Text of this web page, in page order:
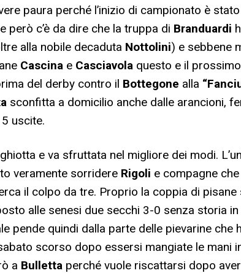
paura perché l’inizio di campionato è
però c’è da dire che la truppa di Branduardi
alla nobile decaduta Nottolini) e sebbene
Cascina e Casciavola questo e il
del derby contro il Bottegone alla
sconfitta a domicilio anche dalle arancioni,
uscite.
ghiotta e va sfruttata nel migliore dei modi.
veramente sorridere Rigoli e compagne
il colpo da tre. Proprio la coppia di
alle senesi due secchi 3-0 senza storia
pende quindi dalla parte delle pievarine che
scorso dopo essersi mangiate le mani
a Bulletta perché vuole riscattarsi dopo